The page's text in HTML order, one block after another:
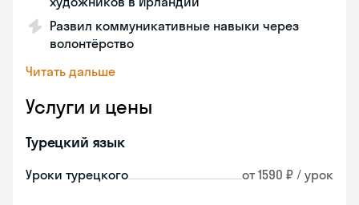
Развил коммуникативные навыки через
волонтёрство
Читать дальше
Услуги и цены
Турецкий язык
Уроки турецкого от 1590 ₽ / урок